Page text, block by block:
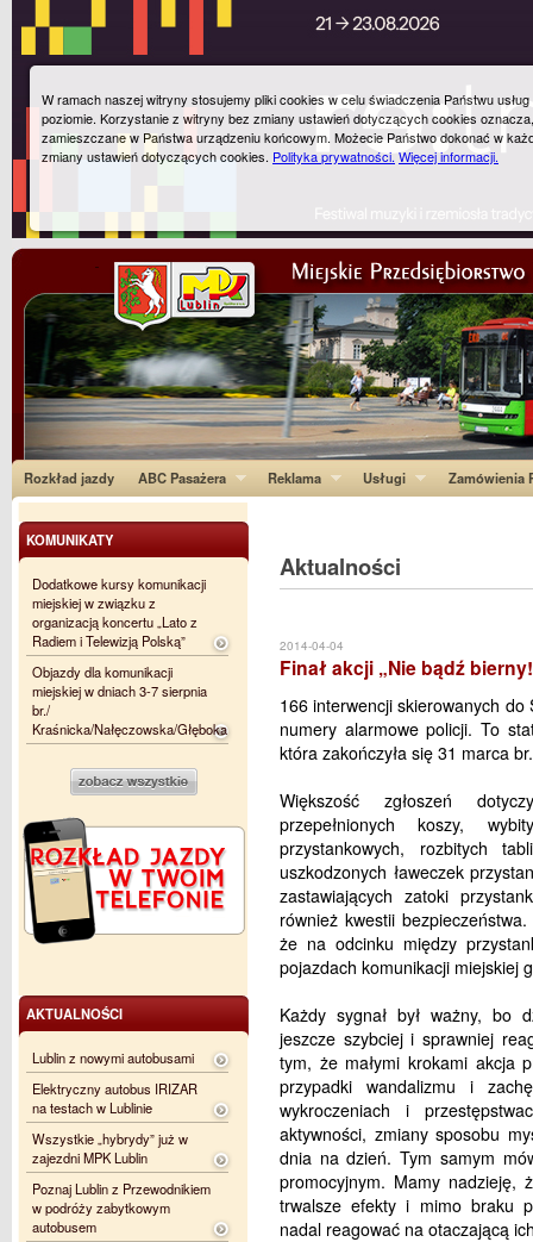
Rozkład jazdy ABC Pasażera Reklama Usługi Zamówienia
Aktualności
2014-04-04
Finał akcji „Nie bądź
166 interwencji skierowanych do
numery alarmowe policji. To
która zakończyła się 31 marca br.
Większość zgłoszeń
przepełnionych koszy,
przystankowych, rozbitych
uszkodzonych ławeczek
zastawiających zatoki
również kwestii
że na odcinku między
pojazdach komunikacji miejskiej
Każdy sygnał był ważny, bo
jeszcze szybciej i sprawniej
tym, że małymi krokami akcja
przypadki wandalizmu i
wykroczeniach i
aktywności, zmiany sposobu
dnia na dzień. Tym samym
promocyjnym. Mamy nadzieję,
trwalsze efekty i mimo braku
nadal reagować na otaczającą
KOMUNIKATY
Dodatkowe kursy komunikacji
miejskiej w związku z
organizacją koncertu „Lato z
Radiem i Telewizją Polską”
Objazdy dla komunikacji
miejskiej w dniach 3-7 sierpnia
br./
Kraśnicka/Nałęczowska/Głęboka
AKTUALNOŚCI
Lublin z nowymi autobusami
Elektryczny autobus IRIZAR
na testach w Lublinie
Wszystkie „hybrydy” już w
zajezdni MPK Lublin
Poznaj Lublin z Przewodnikiem
w podróży zabytkowym
autobusem
W ramach naszej witryny stosujemy pliki cookies w celu świadczenia Państwu
poziomie. Korzystanie z witryny bez zmiany ustawień dotyczących cookies
zamieszczane w Państwa urządzeniu końcowym. Możecie Państwo dokonać w
zmiany ustawień dotyczących cookies. Polityka prywatności.Więcej informacji.